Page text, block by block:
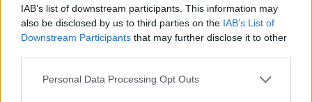
IAB’s list of downstream participants. This information may
also be disclosed by us to third parties on the IAB’s List of
Downstream Participants that may further disclose it to other
Please note that this website/app uses one or more Google
Personal Data Processing Opt Outs
Τα 3 πιο σημαντικά πράγματα που πρέπει να